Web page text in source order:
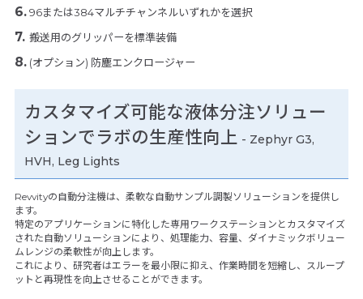
96または384マルチチャンネルいずれかを選択
搬送用のグリッパーを標準装備
(オプション) 防塵エンクロージャー
カスタマイズ可能な液体分注ソリュー
ションでラボの生産性向上 - Zephyr G3,
HVH, Leg Lights
Revvityの自動分注機は、柔軟な自動サンプル調製ソリューションを提供し
ます。
特定のアプリケーションに特化した専用ワークステーションとカスタマイズ
された自動ソリューションにより、処理能力、容量、ダイナミックボリュー
ムレンジの柔軟性が向上します。
これにより、研究者はエラーを最小限に抑え、作業時間を短縮し、スループ
ットと再現性を向上させることができます。